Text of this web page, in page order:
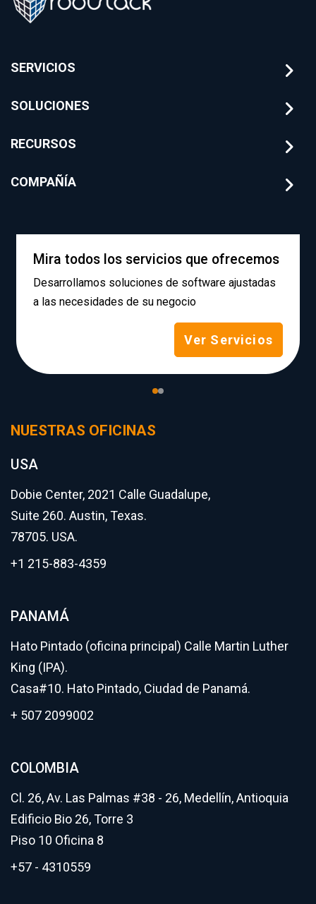
SERVICIOS
SOLUCIONES
RECURSOS
COMPAÑÍA
Mira todos los servicios que ofrecemos
Desarrollamos soluciones de software ajustadas
a las necesidades de su negocio
Ver Servicios
NUESTRAS OFICINAS
USA
Dobie Center, 2021 Calle Guadalupe,
Suite 260. Austin, Texas.
78705. USA.
+1 215-883-4359
PANAMÁ
Hato Pintado (oficina principal) Calle Martin Luther
King (IPA).
Casa#10. Hato Pintado, Ciudad de Panamá.
+ 507 2099002
COLOMBIA
Cl. 26, Av. Las Palmas #38 - 26, Medellín, Antioquia
Edificio Bio 26, Torre 3
Piso 10 Oficina 8
+57 - 4310559